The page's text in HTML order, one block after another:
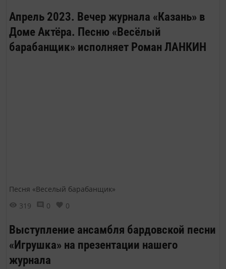
Апрель 2023. Вечер журнала «Казань» в
Доме Актёра. Песню «Весёлый
барабанщик» исполняет Роман ЛАНКИН
Песня «Веселый барабанщик»
319
0 0
Выступление ансамбля бардовской песни
«Игрушка» на презентации нашего
журнала